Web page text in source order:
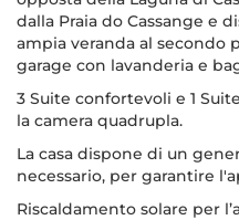
dalla Praia do Cassange e
ampia veranda al secondo
garage con lavanderia e
3 Suite confortevoli e 1
la camera quadrupla.
La casa dispone di un
necessario, per garantire
Riscaldamento solare per